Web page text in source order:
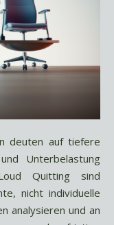
Unterbelastung
Quitting sind
nicht individuelle
analysieren und an